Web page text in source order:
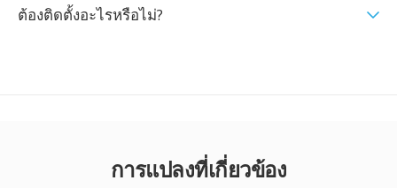
ต้องติดตั้งอะไรหรือไม่?
การแปลงที่เกี่ยวข้อง